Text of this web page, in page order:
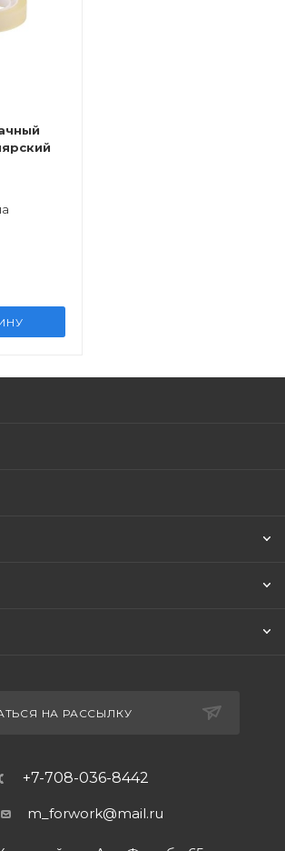
НА РАССЫЛКУ
+7-708-036-8442
m_forwork@mail.ru